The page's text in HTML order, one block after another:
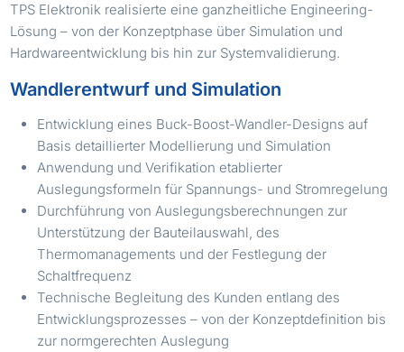
TPS Elektronik realisierte eine ganzheitliche Engineering-
Lösung – von der Konzeptphase über Simulation und
Hardwareentwicklung bis hin zur Systemvalidierung.
Wandlerentwurf und Simulation
Entwicklung eines Buck-Boost-Wandler-Designs auf
Basis detaillierter Modellierung und Simulation
Anwendung und Verifikation etablierter
Auslegungsformeln für Spannungs- und Stromregelung
Durchführung von Auslegungsberechnungen zur
Unterstützung der Bauteilauswahl, des
Thermomanagements und der Festlegung der
Schaltfrequenz
Technische Begleitung des Kunden entlang des
Entwicklungsprozesses – von der Konzeptdefinition bis
zur normgerechten Auslegung